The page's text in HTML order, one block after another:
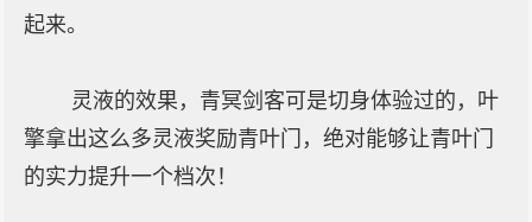
起来。
灵液的效果，青冥剑客可是切身体验过的，叶
擎拿出这么多灵液奖励青叶门，绝对能够让青叶门
的实力提升一个档次！